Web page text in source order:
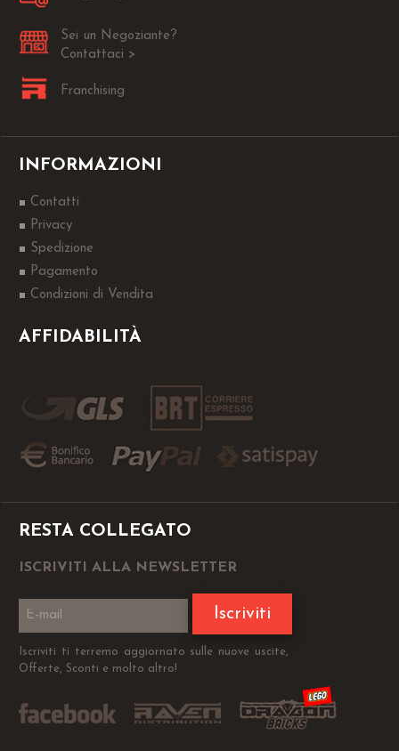
Sei un Negoziante?
Contattaci >
Franchising
INFORMAZIONI
Contatti
Privacy
Spedizione
Pagamento
Condizioni di Vendita
AFFIDABILITÀ
RESTA COLLEGATO
ISCRIVITI ALLA NEWSLETTER
Iscriviti
Iscriviti ti terremo aggiornato sulle nuove uscite,
Offerte, Sconti e molto altro!